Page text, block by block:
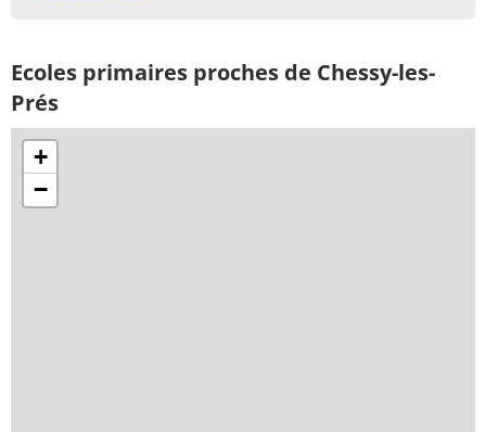
Ecoles primaires proches de Chessy-les-
Prés
+
−